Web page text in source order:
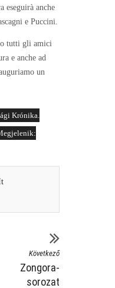
eseguirà anche
e Puccini.
tutti gli amici
e anche ad
un
Krónika.
Következő
Zongora-
sorozat